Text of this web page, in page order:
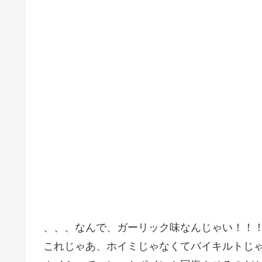
、、、なんで、ガーリック味なんじゃい！！！
これじゃあ、ホイミじゃなくてバイキルトじ